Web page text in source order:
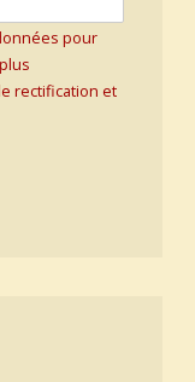
pour
rectification et